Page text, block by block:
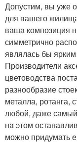
Допустим, вы уже
для вашего
ваша композиция
симметрично
являлась бы
Производители
цветоводства
разнообразие
металла, ротанга,
любой, даже
на этом
можно придумать